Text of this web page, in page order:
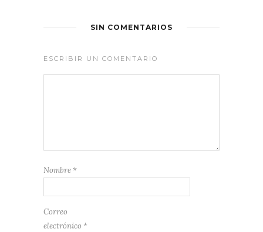
SIN COMENTARIOS
ESCRIBIR UN COMENTARIO
Nombre *
Correo
electrónico *